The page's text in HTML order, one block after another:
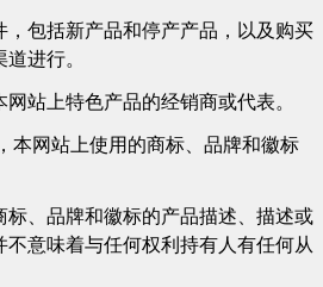
包括新产品和停产产品，以及购买
进行。
站上特色产品的经销商或代表。
本网站上使用的商标、品牌和徽标
、品牌和徽标的产品描述、描述或
意味着与任何权利持有人有任何从